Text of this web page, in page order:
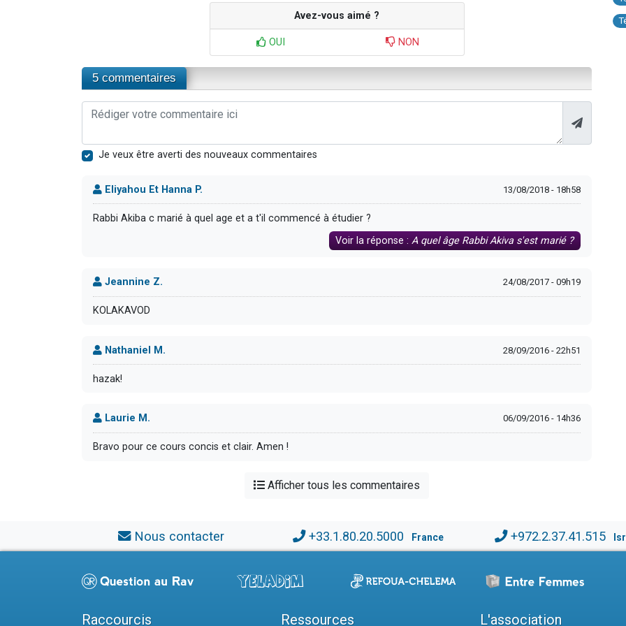
Avez-vous aimé ?
OUI NON
5 commentaires
Je veux être averti des nouveaux commentaires
Eliyahou Et Hanna P. 13/08/2018 - 18h58
Rabbi Akiba c marié à quel age et a t'il commencé à étudier ?
Voir la réponse :A quel âge Rabbi Akiva s'est marié ?
Jeannine Z. 24/08/2017 - 09h19
KOLAKAVOD
Nathaniel M. 28/09/2016 - 22h51
hazak!
Laurie M. 06/09/2016 - 14h36
Bravo pour ce cours concis et clair. Amen !
Afficher tous les commentaires
Nous contacter +33.1.80.20.5000 France +972.2.37.41.515
Raccourcis Ressources L'association